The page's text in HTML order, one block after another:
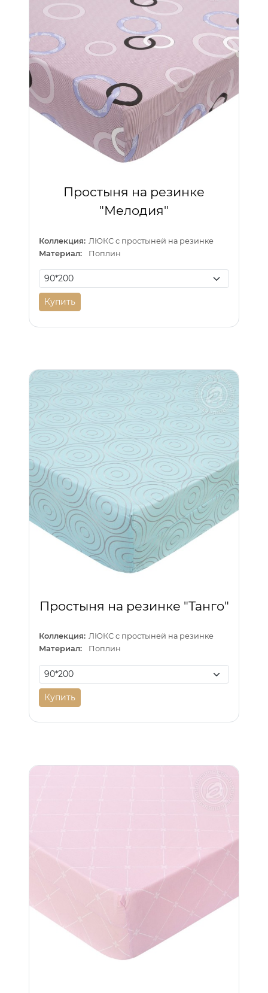
Простыня на резинке
"Мелодия"
Коллекция: ЛЮКС с простыней на резинке
Материал:
Поплин
Купить
Простыня на резинке "Танго"
Коллекция: ЛЮКС с простыней на резинке
Материал:
Поплин
Купить